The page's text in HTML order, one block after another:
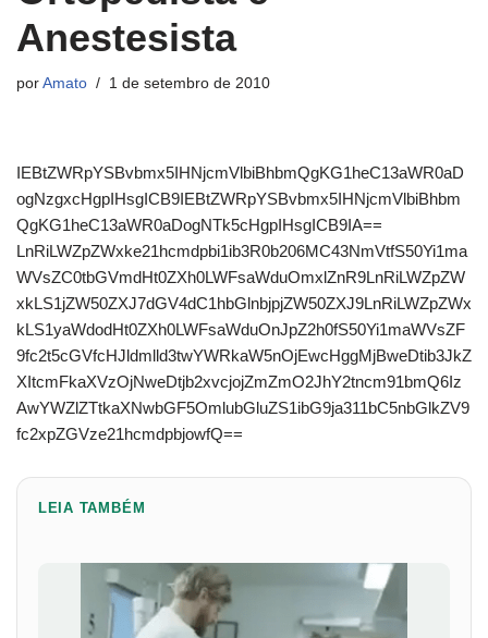
Anestesista
por Amato 1 de setembro de 2010
IEBtZWRpYSBvbmx5IHNjcmVlbiBhbmQgKG1heC13aWR0aD
ogNzgxcHgpIHsgICB9IEBtZWRpYSBvbmx5IHNjcmVlbiBhbm
QgKG1heC13aWR0aDogNTk5cHgpIHsgICB9IA==
LnRiLWZpZWxke21hcmdpbi1ib3R0b206MC43NmVtfS50Yi1ma
WVsZC0tbGVmdHt0ZXh0LWFsaWduOmxlZnR9LnRiLWZpZW
xkLS1jZW50ZXJ7dGV4dC1hbGlnbjpjZW50ZXJ9LnRiLWZpZWx
kLS1yaWdodHt0ZXh0LWFsaWduOnJpZ2h0fS50Yi1maWVsZF
9fc2t5cGVfcHJldmlld3twYWRkaW5nOjEwcHggMjBweDtib3JkZ
XItcmFkaXVzOjNweDtjb2xvcjojZmZmO2JhY2tncm91bmQ6Iz
AwYWZlZTtkaXNwbGF5OmlubGluZS1ibG9ja311bC5nbGlkZV9
fc2xpZGVze21hcmdpbjowfQ==
LEIA TAMBÉM